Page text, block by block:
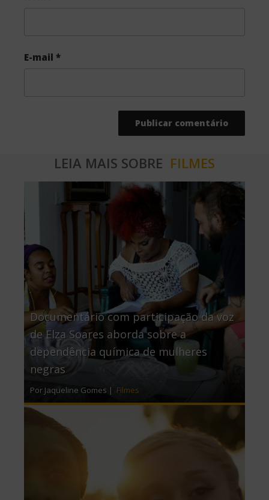
E-mail *
LEIA MAIS SOBRE FILMES
Documentário com participação da voz
de Elza Soares aborda sobre a
dependência química de mulheres
negras
Por Jaqueline Gomes | Filmes